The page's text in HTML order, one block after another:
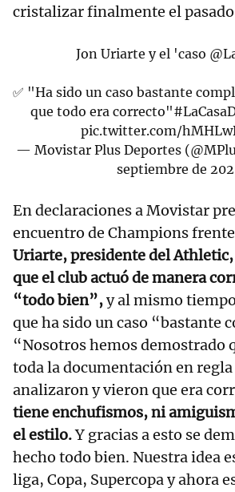
cristalizar finalmente el pasado
Jon Uriarte y el 'caso
✅ "Ha sido un caso bastante
que todo era correcto"
pic.twitter.com/
— Movistar Plus Deportes
septiembre de
En declaraciones a Movistar
encuentro de Champions
Uriarte, presidente del
que el club actuó de manera
“todo bien”,y al mismo
que ha sido un caso “bastante
“Nosotros hemos demostrado
toda la documentación en
analizaron y vieron que era
tiene enchufismos, ni
el estilo.Y gracias a esto se
hecho todo bien. Nuestra idea
liga, Copa, Supercopa y ahora